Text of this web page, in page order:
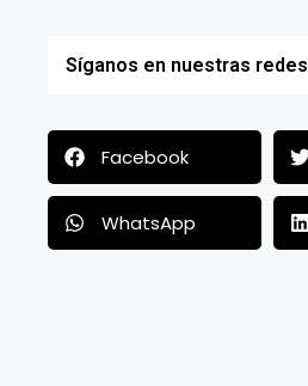
Síganos en nuestras redes
Facebook
WhatsApp